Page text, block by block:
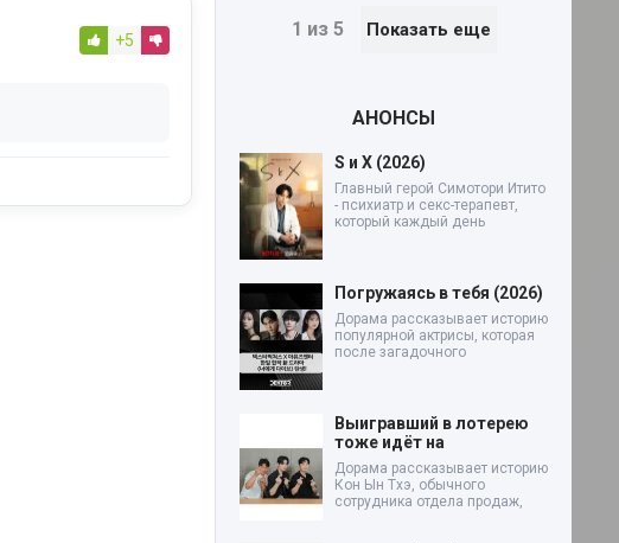
+5 1 из 5 Показать еще
АНОНСЫ
S и X (2026)
Главный герой Симотори Итито
- психиатр и секс-терапевт,
который каждый день
Погружаясь в тебя (2026)
Дорама рассказывает историю
популярной актрисы, которая
после загадочного
Выигравший в лотерею
тоже идёт на
Дорама рассказывает историю
Кон Ын Тхэ, обычного
сотрудника отдела продаж,